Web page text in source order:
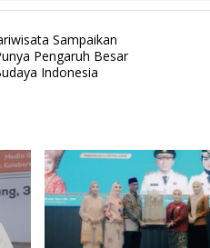
Sampaikan
Pengaruh Besar
Indonesia